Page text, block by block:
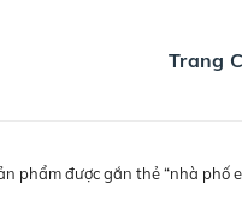
Trang
phẩm được gắn thẻ “nhà phố